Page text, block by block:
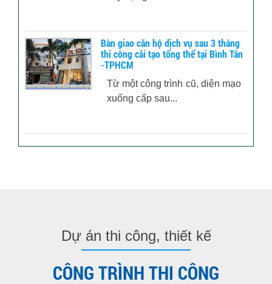
Bàn giao căn hộ dịch vụ sau 3 tháng
thi công cải tạo tổng thể tại Bình Tân
-TPHCM
Từ một công trình cũ, diện mạo
xuống cấp sau...
Dự án thi công, thiết kế
CÔNG TRÌNH THI CÔNG